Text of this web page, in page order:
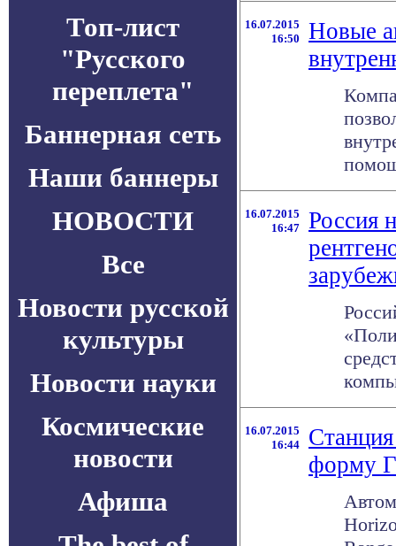
Топ-лист
"Русского
переплета"
Баннерная сеть
Наши баннеры
НОВОСТИ
Все
Новости русской
культуры
Новости науки
Космические
новости
Афиша
16.07.2015
16:50
Новые
16.07.2015
16:47
Россия
16.07.2015
16:44
форму